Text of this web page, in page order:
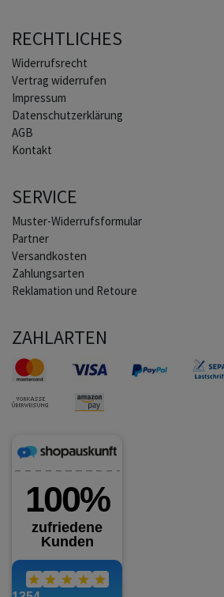
RECHTLICHES
Widerrufs­recht
Vertrag widerrufen
Impressum
Daten­schutz­erklärung
AGB
Kontakt
SERVICE
Muster-Widerrufsformular
Partner
Versandkosten
Zahlungsarten
Reklamation und Retoure
ZAHLARTEN